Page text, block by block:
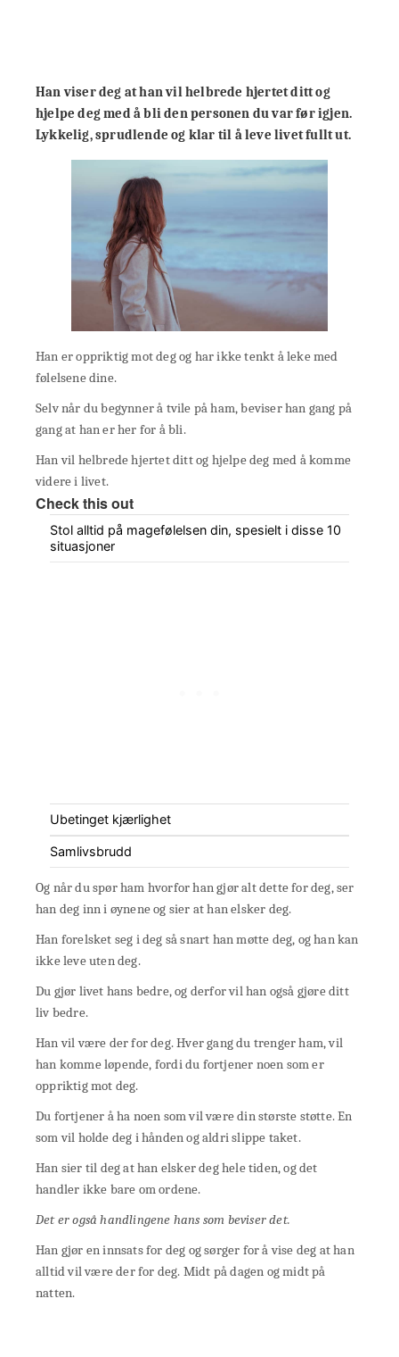
Han viser deg at han vil helbrede hjertet ditt og
hjelpe deg med å bli den personen du var før igjen.
Lykkelig, sprudlende og klar til å leve livet fullt ut.
Han er oppriktig mot deg og har ikke tenkt å leke med
følelsene dine.
Selv når du begynner å tvile på ham, beviser han gang på
gang at han er her for å bli.
Han vil helbrede hjertet ditt og hjelpe deg med å komme
videre i livet.
Check this out
Stol alltid på magefølelsen din, spesielt i disse 10
situasjoner
Ubetinget kjærlighet
Samlivsbrudd
Og når du spør ham hvorfor han gjør alt dette for deg, ser
han deg inn i øynene og sier at han elsker deg.
Han forelsket seg i deg så snart han møtte deg, og han kan
ikke leve uten deg.
Du gjør livet hans bedre, og derfor vil han også gjøre ditt
liv bedre.
Han vil være der for deg. Hver gang du trenger ham, vil
han komme løpende, fordi du fortjener noen som er
oppriktig mot deg.
Du fortjener å ha noen som vil være din største støtte. En
som vil holde deg i hånden og aldri slippe taket.
Han sier til deg at han elsker deg hele tiden, og det
handler ikke bare om ordene.
Det er også handlingene hans som beviser det.
Han gjør en innsats for deg og sørger for å vise deg at han
alltid vil være der for deg. Midt på dagen og midt på
natten.